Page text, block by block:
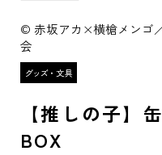
© 赤坂アカ×横槍メンゴ
会
【推しの子】
BOX